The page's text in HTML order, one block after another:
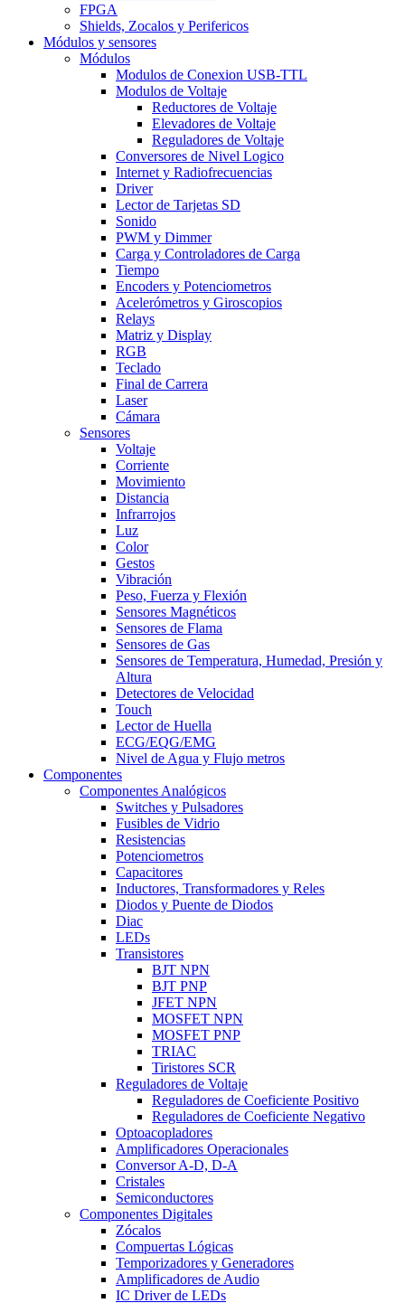
FPGA
Shields, Zocalos y Perifericos
Módulos y sensores
Módulos
Modulos de Conexion USB-TTL
Modulos de Voltaje
Reductores de Voltaje
Elevadores de Voltaje
Reguladores de Voltaje
Conversores de Nivel Logico
Internet y Radiofrecuencias
Driver
Lector de Tarjetas SD
Sonido
PWM y Dimmer
Carga y Controladores de Carga
Tiempo
Encoders y Potenciometros
Acelerómetros y Giroscopios
Relays
Matriz y Display
RGB
Teclado
Final de Carrera
Laser
Cámara
Sensores
Voltaje
Corriente
Movimiento
Distancia
Infrarrojos
Luz
Color
Gestos
Vibración
Peso, Fuerza y Flexión
Sensores Magnéticos
Sensores de Flama
Sensores de Gas
Sensores de Temperatura, Humedad, Presión y
Altura
Detectores de Velocidad
Touch
Lector de Huella
ECG/EQG/EMG
Nivel de Agua y Flujo metros
Componentes
Componentes Analógicos
Switches y Pulsadores
Fusibles de Vidrio
Resistencias
Potenciometros
Capacitores
Inductores, Transformadores y Reles
Diodos y Puente de Diodos
Diac
LEDs
Transistores
BJT NPN
BJT PNP
JFET NPN
MOSFET NPN
MOSFET PNP
TRIAC
Tiristores SCR
Reguladores de Voltaje
Reguladores de Coeficiente Positivo
Reguladores de Coeficiente Negativo
Optoacopladores
Amplificadores Operacionales
Conversor A-D, D-A
Cristales
Semiconductores
Componentes Digitales
Zócalos
Compuertas Lógicas
Temporizadores y Generadores
Amplificadores de Audio
IC Driver de LEDs